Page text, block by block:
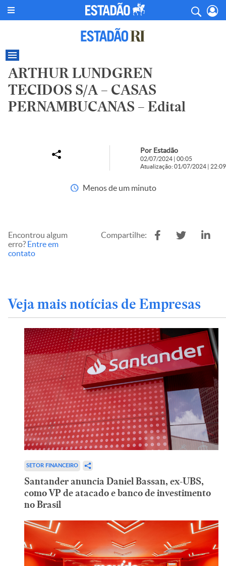
ARTHUR LUNDGREN
TECIDOS S/A – CASAS
PERNAMBUCANAS – Edital
Por Estadão
02/07/2024 | 00:05
Atualização: 01/07/2024 | 22:09
Menos de um minuto
Encontrou algum
erro? Entre em
contato
Compartilhe:
Veja mais notícias de Empresas
SETOR FINANCEIRO
Santander anuncia Daniel Bassan, ex-UBS,
como VP de atacado e banco de investimento
no Brasil